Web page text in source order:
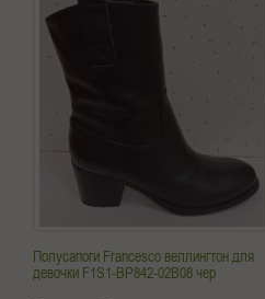
Полусапоги Francesco веллингтон для
девочки F1S1-BP842-02B08 чер